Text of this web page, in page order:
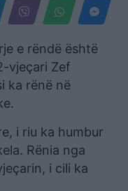
e rëndë është
vjeçari Zef
ka rënë në
i riu ka humbur
Rënia nga
i cili ka